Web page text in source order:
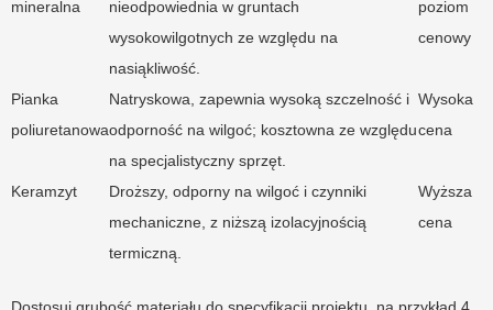
mineralna
nieodpowiednia w gruntach
wysokowilgotnych ze względu na
nasiąkliwość.
poziom
cenowy
Pianka
poliuretanowa
Natryskowa, zapewnia wysoką szczelność i
odporność na wilgoć; kosztowna ze względu
na specjalistyczny sprzęt.
Wysoka
cena
Keramzyt
Droższy, odporny na wilgoć i czynniki
mechaniczne, z niższą izolacyjnością
termiczną.
Wyższa
cena